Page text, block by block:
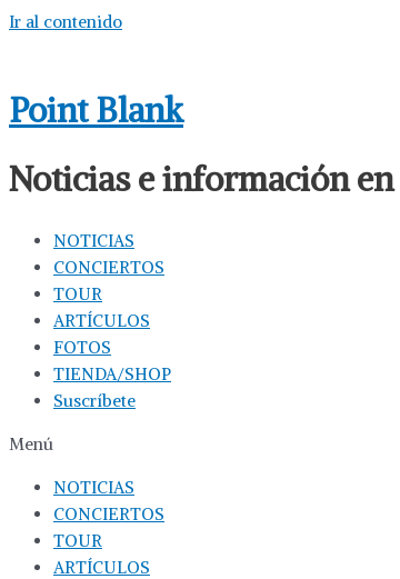
Ir al contenido
Point Blank
Noticias e información
NOTICIAS
CONCIERTOS
TOUR
ARTÍCULOS
FOTOS
TIENDA/SHOP
Suscríbete
Menú
NOTICIAS
CONCIERTOS
TOUR
ARTÍCULOS